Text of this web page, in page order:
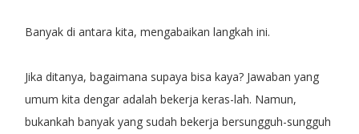
Banyak di antara kita, mengabaikan langkah ini.
Jika ditanya, bagaimana supaya bisa kaya? Jawaban yang
umum kita dengar adalah bekerja keras-lah. Namun,
bukankah banyak yang sudah bekerja bersungguh-sungguh